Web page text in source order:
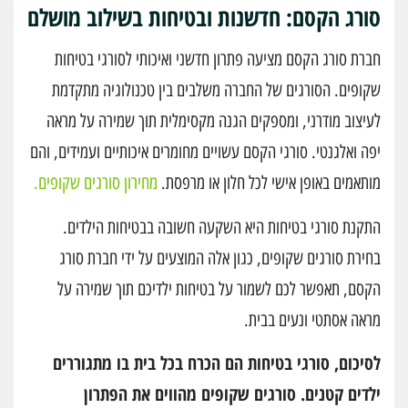
סורג הקסם: חדשנות ובטיחות בשילוב מושלם
חברת סורג הקסם מציעה פתרון חדשני ואיכותי לסורגי בטיחות
שקופים. הסורגים של החברה משלבים בין טכנולוגיה מתקדמת
לעיצוב מודרני, ומספקים הגנה מקסימלית תוך שמירה על מראה
יפה ואלגנטי. סורגי הקסם עשויים מחומרים איכותיים ועמידים, והם
מותאמים באופן אישי לכל חלון או מרפסת. מחירון סורגים שקופים.
התקנת סורגי בטיחות היא השקעה חשובה בבטיחות הילדים.
בחירת סורגים שקופים, כגון אלה המוצעים על ידי חברת סורג
הקסם, תאפשר לכם לשמור על בטיחות ילדיכם תוך שמירה על
מראה אסתטי ונעים בבית.
לסיכום, סורגי בטיחות הם הכרח בכל בית בו מתגוררים
ילדים קטנים. סורגים שקופים מהווים את הפתרון